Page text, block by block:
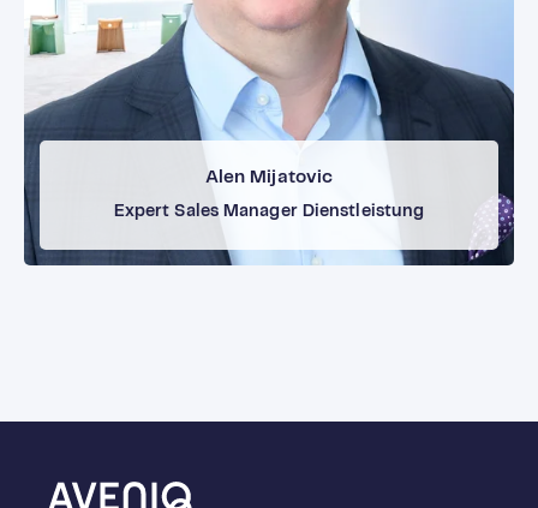
Alen Mijatovic
Expert Sales Manager Dienstleistung